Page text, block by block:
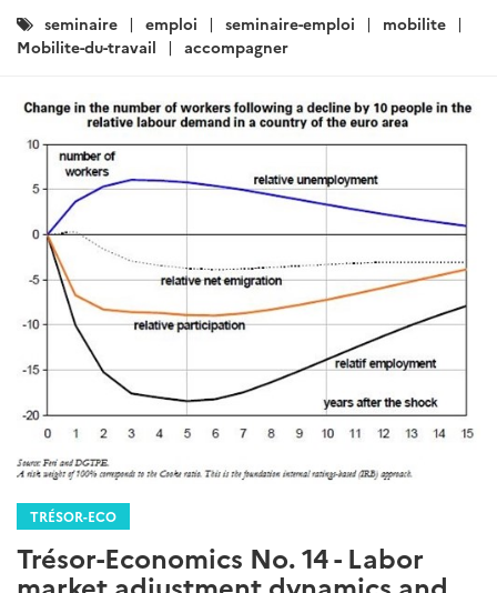
Catégories
:
seminaire emploi seminaire-emploi
mobilite
Mobilite-du-travail
accompagner
TRÉSOR-ECO
Trésor-Economics No. 14 - Labor